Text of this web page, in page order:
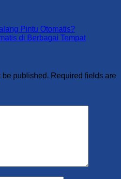
Pintu Otomatis?
di Berbagai Tempat
be published. Required fields are